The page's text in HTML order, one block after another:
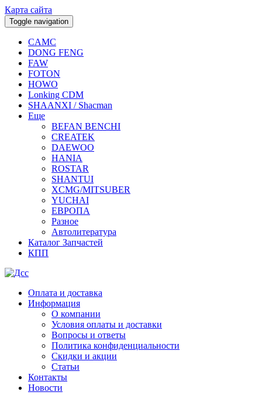
Карта сайта
Toggle navigation
CAMC
DONG FENG
FAW
FOTON
HOWO
Lonking CDM
SHAANXI / Shacman
Еще
BEFAN BENCHI
CREATEK
DAEWOO
HANIA
ROSTAR
SHANTUI
XCMG/MITSUBER
YUCHAI
ЕВРОПА
Разное
Aвтолитература
Каталог Запчастей
КПП
Оплата и доставка
Информация
О компании
Условия оплаты и доставки
Вопросы и ответы
Политика конфиденциальности
Скидки и акции
Статьи
Контакты
Новости